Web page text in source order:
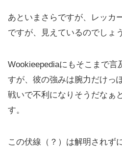
あといまさらですが、レッカ
ですが、見えているのでしょ
Wookieepediaにもそこまで言
すが、彼の強みは腕力だけっ
戦いで不利になりそうだなぁ
す。
この伏線（？）は解明されず